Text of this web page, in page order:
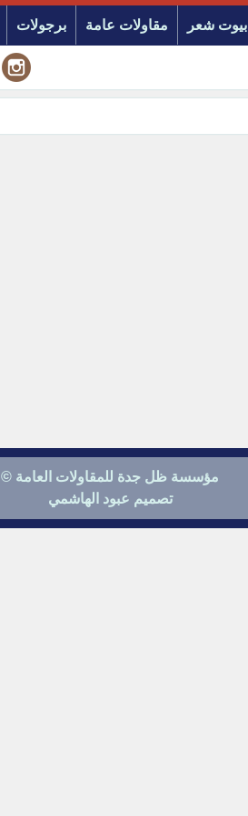
بيوت شعر مقاولات عامة برجولات
مؤسسة ظل جدة للمقاولات العامة ©
تصميم عبود الهاشمي